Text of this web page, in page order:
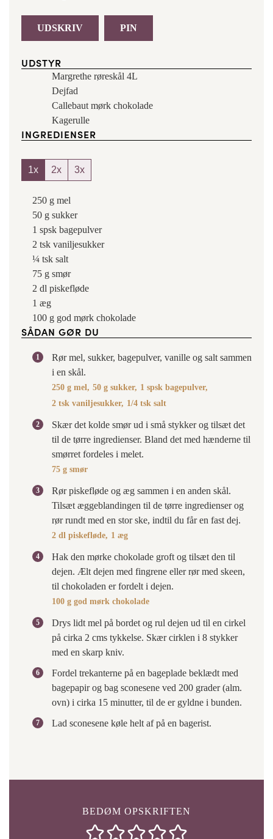
UDSKRIV PIN
UDSTYR
Margrethe røreskål 4L
Dejfad
Callebaut mørk chokolade
Kagerulle
INGREDIENSER
1x 2x 3x
250 g mel
50 g sukker
1 spsk bagepulver
2 tsk vaniljesukker
¼ tsk salt
75 g smør
2 dl piskefløde
1 æg
100 g god mørk chokolade
SÅDAN GØR DU
Rør mel, sukker, bagepulver, vanille og salt sammen
i en skål.
250 g mel, 50 g sukker, 1 spsk bagepulver,
2 tsk vaniljesukker, 1/4 tsk salt
Skær det kolde smør ud i små stykker og tilsæt det
til de tørre ingredienser. Bland det med hænderne til
smørret fordeles i melet.
75 g smør
Rør piskefløde og æg sammen i en anden skål.
Tilsæt æggeblandingen til de tørre ingredienser og
rør rundt med en stor ske, indtil du får en fast dej.
2 dl piskefløde, 1 æg
Hak den mørke chokolade groft og tilsæt den til
dejen. Ælt dejen med fingrene eller rør med skeen,
til chokoladen er fordelt i dejen.
100 g god mørk chokolade
Drys lidt mel på bordet og rul dejen ud til en cirkel
på cirka 2 cms tykkelse. Skær cirklen i 8 stykker
med en skarp kniv.
Fordel trekanterne på en bageplade beklædt med
bagepapir og bag sconesene ved 200 grader (alm.
ovn) i cirka 15 minutter, til de er gyldne i bunden.
Lad sconesene køle helt af på en bagerist.
BEDØM OPSKRIFTEN